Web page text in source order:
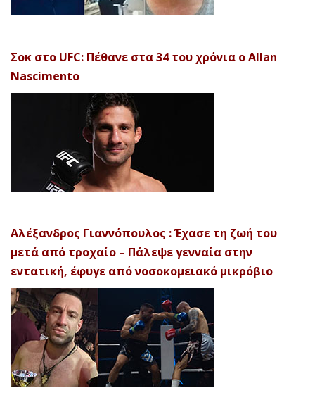
Σοκ στο UFC: Πέθανε στα 34 του χρόνια ο Allan
Nascimento
Αλέξανδρος Γιαννόπουλος : Έχασε τη ζωή του
μετά από τροχαίο – Πάλεψε γενναία στην
εντατική, έφυγε από νοσοκομειακό μικρόβιο